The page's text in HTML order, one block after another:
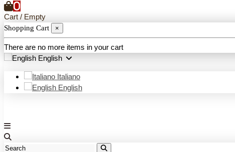
0
Cart / Empty
Shopping Cart ×
There are no more items in your cart
English
Italiano
English